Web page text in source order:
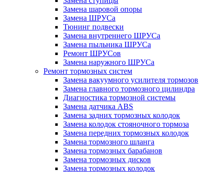
Замена шаровой опоры
Замена ШРУСа
Тюнинг подвески
Замена внутреннего ШРУСа
Замена пыльника ШРУСа
Ремонт ШРУСов
Замена наружного ШРУСа
Ремонт тормозных систем
Замена вакуумного усилителя тормозов
Замена главного тормозного цилиндра
Диагностика тормозной системы
Замена датчика ABS
Замена задних тормозных колодок
Замена колодок стояночного тормоза
Замена передних тормозных колодок
Замена тормозного шланга
Замена тормозных барабанов
Замена тормозных дисков
Замена тормозных колодок